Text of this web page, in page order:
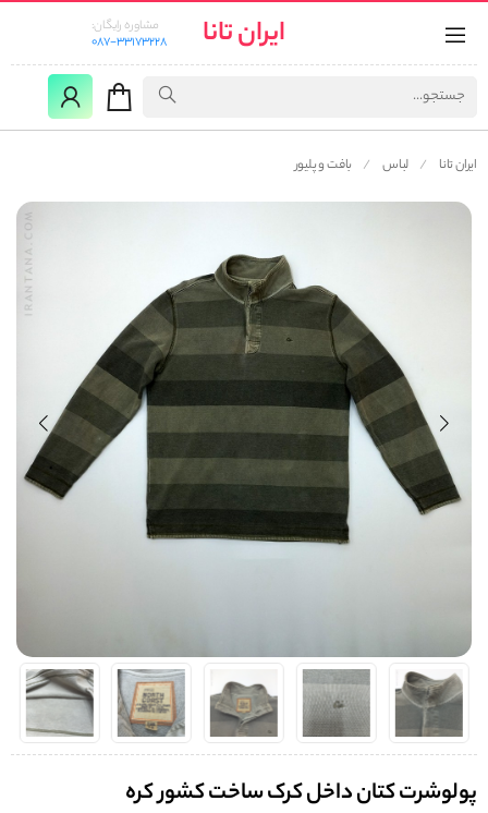
ایران تانا
مشاوره رایگان:
087-33173228
ایران تانا لباس بافت و پلیور
پولوشرت کتان داخل کرک ساخت کشور کره